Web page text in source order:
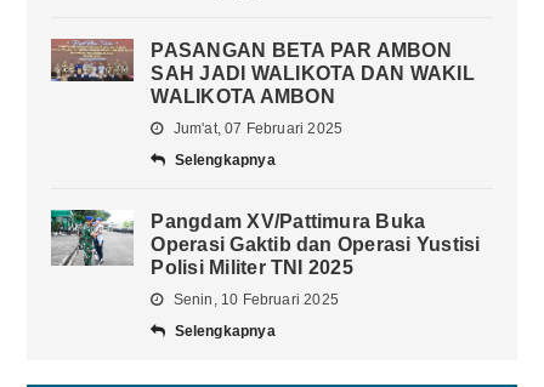
PASANGAN BETA PAR AMBON
SAH JADI WALIKOTA DAN WAKIL
WALIKOTA AMBON
Jum'at, 07 Februari 2025
Selengkapnya
Pangdam XV/Pattimura Buka
Operasi Gaktib dan Operasi Yustisi
Polisi Militer TNI 2025
Senin, 10 Februari 2025
Selengkapnya